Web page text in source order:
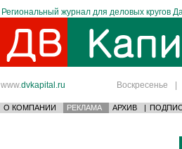
Региональный журнал для деловых кругов
www.dvkapital.ru Воскресенье |
О КОМПАНИИ РЕКЛАМА АРХИВ |